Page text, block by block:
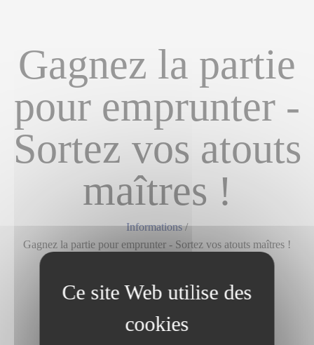
Gagnez la partie
pour emprunter -
Sortez vos atouts
maîtres !
Informations/
Gagnez la partie pour emprunter - Sortez vos atouts maîtres !